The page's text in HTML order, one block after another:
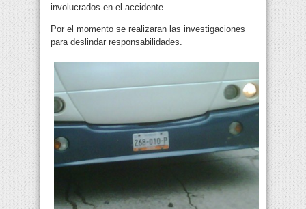
involucrados en el accidente.
Por el momento se realizaran las investigaciones
para deslindar responsabilidades.